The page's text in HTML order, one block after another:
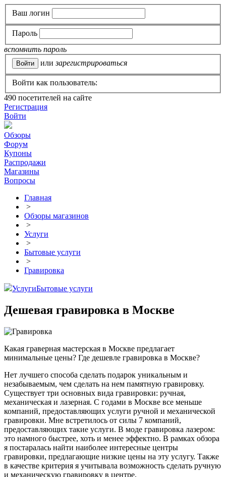
Ваш логин
Пароль
вспомнить пароль
или зарегистрироваться
Войти как пользователь:
490 посетителей на сайте
Регистрация
Войти
Обзоры
Форум
Купоны
Распродажи
Магазины
Вопросы
Главная
>
Обзоры магазинов
>
Услуги
>
Бытовые услуги
>
Гравировка
УслугиБытовые услуги
Дешевая гравировка в Москве
Какая граверная мастерская в Москве предлагает
минимальные цены? Где дешевле гравировка в Москве?
Нет лучшего способа сделать подарок уникальным и
незабываемым, чем сделать на нем памятную гравировку.
Существует три основных вида гравировки: ручная,
механическая и лазерная. С годами в Москве все меньше
компаний, предоставляющих услуги ручной и механической
гравировки. Мне встретилось от силы 7 компаний,
предоставляющих такие услуги. В моде гравировка лазером:
это намного быстрее, хоть и менее эффектно. В рамках обзора
я постаралась найти наиболее интересные центры
гравировки, предлагающие низкие цены на эту услугу. Также
в качестве критерия я учитывала возможность сделать ручную
и механическую гравировку в центре.